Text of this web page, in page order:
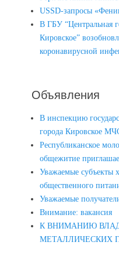
USSD-запросы
В ГБУ “Центральная
Кировское”
коронавирусной
Объявления
В инспекцию
города Кировское
Республиканское
общежитие
Уважаемые субъекты
общественного
Уважаемые
Внимание: вакансия
К ВНИМАНИЮ
МЕТАЛЛИЧЕСКИХ